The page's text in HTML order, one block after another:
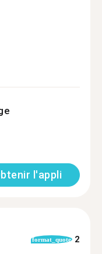
l'appli
format_quote 2